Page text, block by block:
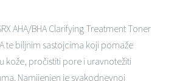
AHA/BHA Clarifying Treatment Toner
te biljnim sastojcima koji pomaže
kože, pročistiti pore i uravnotežiti
Namijenjen je svakodnevnoj